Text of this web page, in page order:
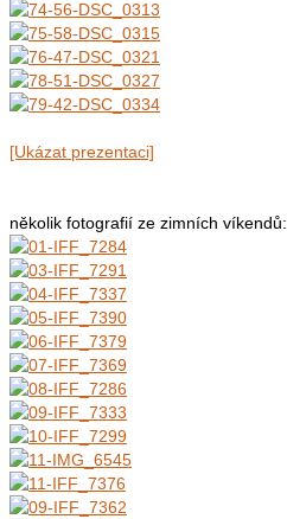
[Ukázat prezentaci]
několik fotografií ze zimních víkendů: